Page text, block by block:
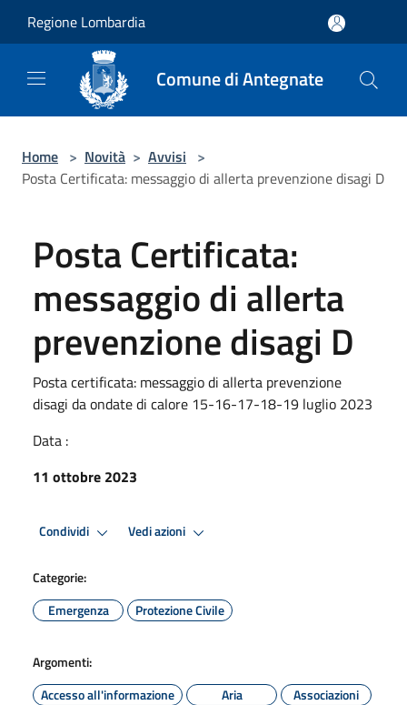
Regione Lombardia
Comune di Antegnate
Home > Novità > Avvisi >
Posta Certificata: messaggio di allerta prevenzione disagi D
Posta Certificata:
messaggio di allerta
prevenzione disagi D
Posta certificata: messaggio di allerta prevenzione
disagi da ondate di calore 15-16-17-18-19 luglio 2023
Data :
11 ottobre 2023
Condividi Vedi azioni
Categorie:
Emergenza
Protezione Civile
Argomenti:
Accesso all'informazione
Aria
Associazioni